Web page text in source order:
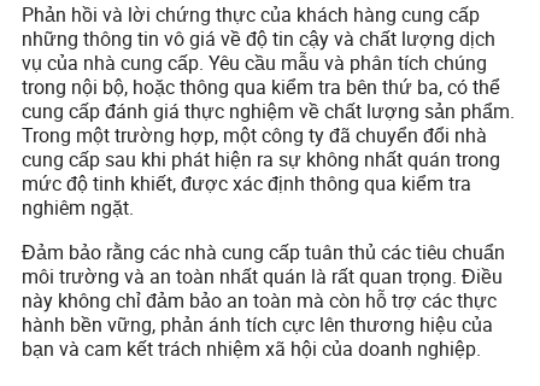
Phản hồi và lời chứng thực của khách hàng cung cấp
những thông tin vô giá về độ tin cậy và chất lượng dịch
vụ của nhà cung cấp. Yêu cầu mẫu và phân tích chúng
trong nội bộ, hoặc thông qua kiểm tra bên thứ ba, có thể
cung cấp đánh giá thực nghiệm về chất lượng sản phẩm.
Trong một trường hợp, một công ty đã chuyển đổi nhà
cung cấp sau khi phát hiện ra sự không nhất quán trong
mức độ tinh khiết, được xác định thông qua kiểm tra
nghiêm ngặt.
Đảm bảo rằng các nhà cung cấp tuân thủ các tiêu chuẩn
môi trường và an toàn nhất quán là rất quan trọng. Điều
này không chỉ đảm bảo an toàn mà còn hỗ trợ các thực
hành bền vững, phản ánh tích cực lên thương hiệu của
bạn và cam kết trách nhiệm xã hội của doanh nghiệp.